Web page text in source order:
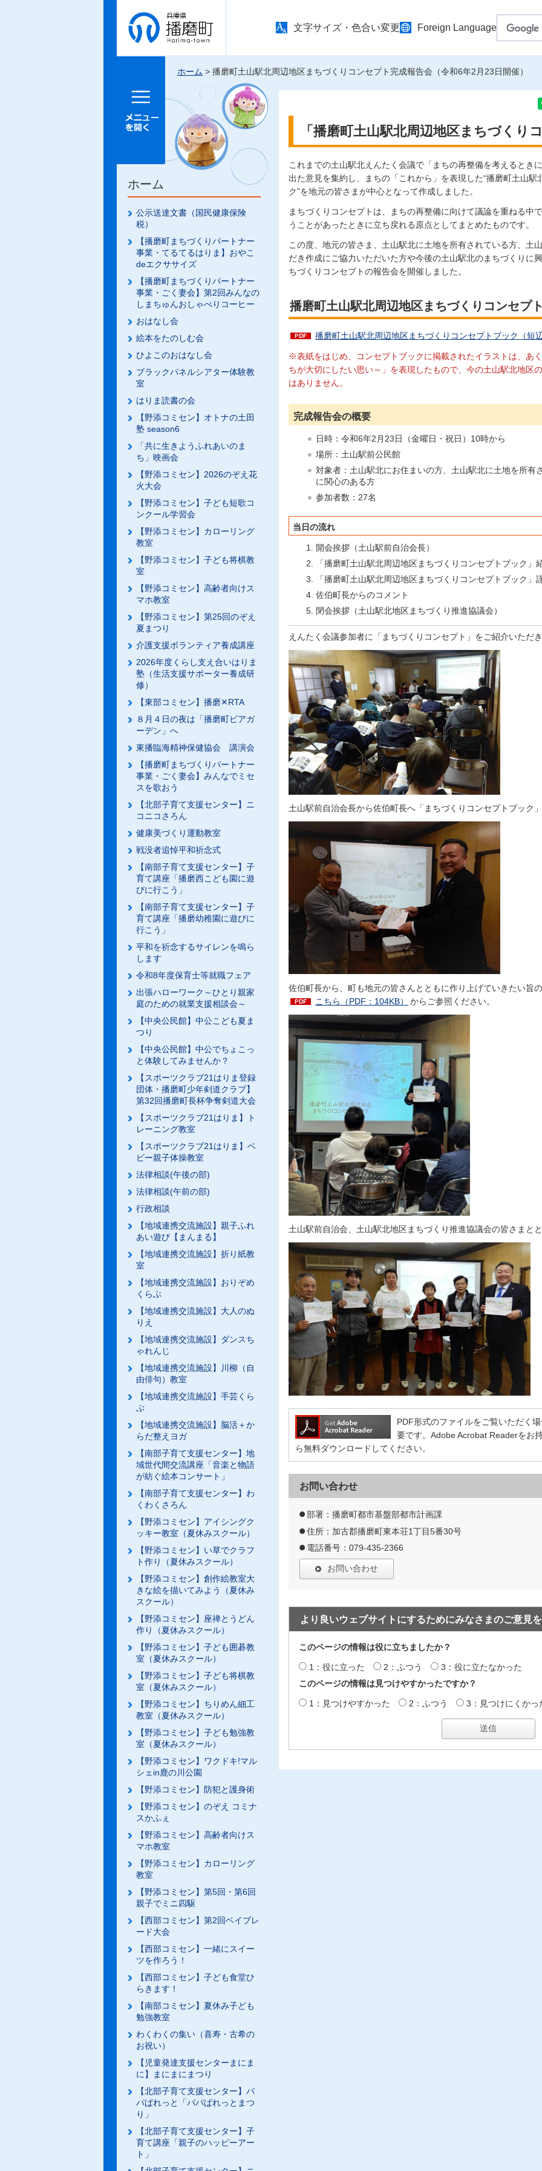
兵庫県 播
磨町
文字サイズ・色合い変更 Foreign Language
メニュー
ホーム > 播磨町土山駅北周辺地区まちづくりコンセプト完成報告会（令和6年2月23日開催）
ホーム
公示送達文書（国民健康保険
税）
【播磨町まちづくりパートナー
事業・てるてるはりま】おやこ
deエクササイズ
【播磨町まちづくりパートナー
事業・ごく妻会】第2回みんなの
しまちゅんおしゃべりコーヒー
おはなし会
絵本をたのしむ会
ひよこのおはなし会
ブラックパネルシアター体験教
室
はりま読書の会
【野添コミセン】オトナの土田
塾 season6
「共に生きようふれあいのま
ち」映画会
【野添コミセン】2026のぞえ花
火大会
【野添コミセン】子ども短歌コ
ンクール学習会
【野添コミセン】カローリング
教室
【野添コミセン】子ども将棋教
室
【野添コミセン】高齢者向けス
マホ教室
【野添コミセン】第25回のぞえ
夏まつり
介護支援ボランティア養成講座
2026年度くらし支え合いはりま
塾（生活支援サポーター養成研
修）
【東部コミセン】播磨✕RTA
８月４日の夜は「播磨町ビアガ
ーデン」へ
東播臨海精神保健協会 講演会
【播磨町まちづくりパートナー
事業・ごく妻会】みんなでミセ
スを歌おう
【北部子育て支援センター】ニ
コニコさろん
健康美づくり運動教室
戦没者追悼平和祈念式
【南部子育て支援センター】子
育て講座「播磨西こども園に遊
びに行こう」
【南部子育て支援センター】子
育て講座「播磨幼稚園に遊びに
行こう」
平和を祈念するサイレンを鳴ら
します
令和8年度保育士等就職フェア
出張ハローワーク～ひとり親家
庭のための就業支援相談会～
【中央公民館】中公こども夏ま
つり
【中央公民館】中公でちょこっ
と体験してみませんか？
【スポーツクラブ21はりま登録
団体・播磨町少年剣道クラブ】
第32回播磨町長杯争奪剣道大会
【スポーツクラブ21はりま】ト
レーニング教室
【スポーツクラブ21はりま】ベ
ビー親子体操教室
法律相談(午後の部)
法律相談(午前の部)
行政相談
【地域連携交流施設】親子ふれ
あい遊び【まんまる】
【地域連携交流施設】折り紙教
室
【地域連携交流施設】おりぞめ
くらぶ
【地域連携交流施設】大人のぬ
りえ
【地域連携交流施設】ダンスち
ゃれんじ
【地域連携交流施設】川柳（自
由俳句）教室
【地域連携交流施設】手芸くら
ぶ
【地域連携交流施設】脳活＋か
らだ整えヨガ
【南部子育て支援センター】地
域世代間交流講座「音楽と物語
が紡ぐ絵本コンサート」
【南部子育て支援センター】わ
くわくさろん
【野添コミセン】アイシングク
ッキー教室（夏休みスクール）
【野添コミセン】い草でクラフ
ト作り（夏休みスクール）
【野添コミセン】創作絵教室大
きな絵を描いてみよう（夏休み
スクール）
【野添コミセン】座禅とうどん
作り（夏休みスクール）
【野添コミセン】子ども囲碁教
室（夏休みスクール）
【野添コミセン】子ども将棋教
室（夏休みスクール）
【野添コミセン】ちりめん細工
教室（夏休みスクール）
【野添コミセン】子ども勉強教
室（夏休みスクール）
【野添コミセン】ワクドキ!マル
シェin鹿の川公園
【野添コミセン】防犯と護身術
【野添コミセン】のぞえ コミナ
スかふぇ
【野添コミセン】高齢者向けス
マホ教室
【野添コミセン】カローリング
教室
【野添コミセン】第5回・第6回
親子でミニ四駆
【西部コミセン】第2回ベイブレ
ード大会
【西部コミセン】一緒にスイー
ツを作ろう！
【西部コミセン】子ども食堂ひ
らきます！
【南部コミセン】夏休み子ども
勉強教室
わくわくの集い（喜寿・古希の
お祝い）
【児童発達支援センターまにま
に】まにまにまつり
【北部子育て支援センター】パ
パぱれっと「パパぱれっとまつ
り」
【北部子育て支援センター】子
育て講座「親子のハッピーアー
ト」
「播磨町土山駅北周辺地区まちづくり
これまでの土山駅北えんたく会議で「まちの再整備を考えるとき
出た意見を集約し、まちの「これから」を表現した“播磨町土山
ク”を地元の皆さまが中心となって作成しました。
まちづくりコンセプトは、まちの再整備に向けて議論を重ねる中
うことがあったときに立ち戻れる原点としてまとめたものです。
この度、地元の皆さま、土山駅北に土地を所有されている方、土
だき作成にご協力いただいた方や今後の土山駅北のまちづくりに
ちづくりコンセプトの報告会を開催しました。
播磨町土山駅北周辺地区まちづくりコンセプ
播磨町土山駅北周辺地区まちづくりコンセプトブック（短
※表紙をはじめ、コンセプトブックに掲載されたイラストは、あ
ちが大切にしたい思い～」を表現したもので、今の土山駅北地区
はありません。
完成報告会の概要
日時：令和6年2月23日（金曜日・祝日）10時から
場所：土山駅前公民館
対象者：土山駅北にお住まいの方、土山駅北に土地を所有
に関心のある方
参加者数：27名
当日の流れ
開会挨拶（土山駅前自治会長）
「播磨町土山駅北周辺地区まちづくりコンセプトブック」
「播磨町土山駅北周辺地区まちづくりコンセプトブック」
佐伯町長からのコメント
閉会挨拶（土山駅北地区まちづくり推進協議会）
えんたく会議参加者に「まちづくりコンセプト」をご紹介いただ
土山駅前自治会長から佐伯町長へ「まちづくりコンセプトブック
佐伯町長から、町も地元の皆さんとともに作り上げていきたい旨
こちら（PDF：104KB）
からご参照ください。
土山駅前自治会、土山駅北地区まちづくり推進協議会の皆さまと
PDF形式のファイルをご覧いただく
要です。Adobe Acrobat Readerをお
ら無料ダウンロードしてください。
お問い合わせ
部署：播磨町都市基盤部都市計画課
住所：加古郡播磨町東本荘1丁目5番30号
電話番号：079-435-2366
お問い合わせ
より良いウェブサイトにするためにみなさまのご意見
このページの情報は役に立ちましたか？
1：役に立った 2：ふつう
3：役に立たなかった
このページの情報は見つけやすかったですか？
1：見つけやすかった 2：ふつう 3：見つけにくかっ